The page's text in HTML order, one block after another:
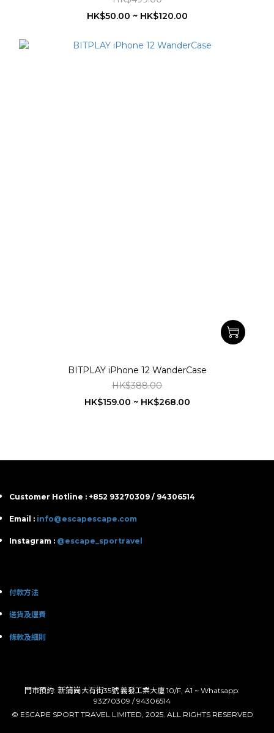
HK$50.00 ~ HK$120.00
BITPLAY iPhone 12 WanderCase
HK$388.00
HK$159.00 ~ HK$268.00
Customer Hotline : +852 93270309 / 94306514
Email : info@escapescape.com
Instagram : @escape_sportravel
付款方法
送貨及運費
條款及細則
門市預約: 新蒲崗大有街35號 義發工業大廈 10/F, A1 ~ Whatsapp:
93270309 / 94306514
© ESCAPE SPORT TRAVEL LIMITED, 2025. ALL RIGHTS RESERVED